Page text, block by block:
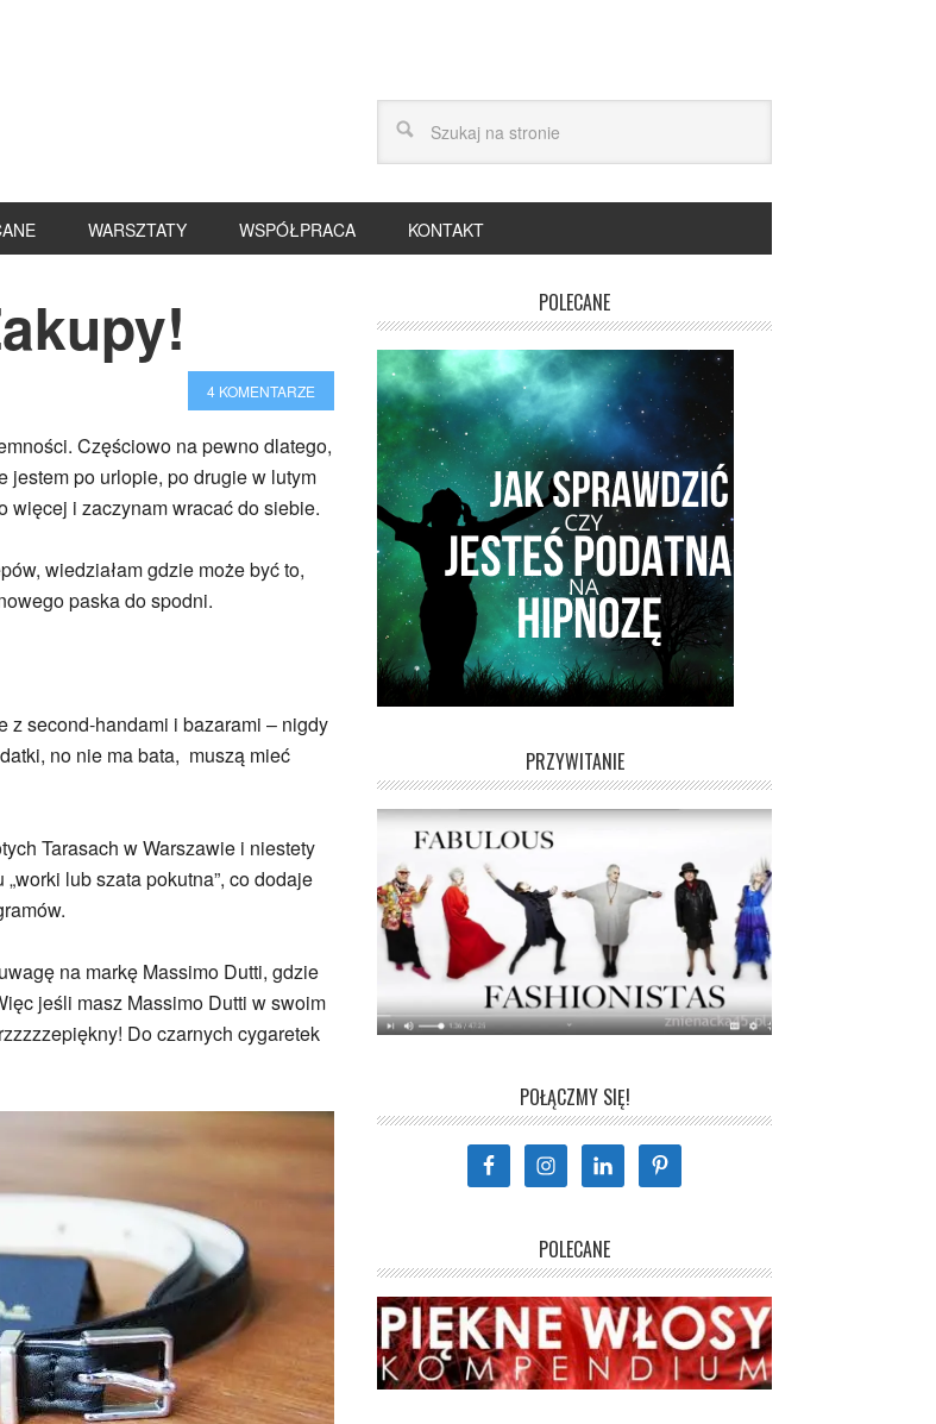
WARSZTATY WSPÓŁPRACA KONTAKT
4 KOMENTARZE
Częściowo na pewno dlatego,
jestem po urlopie, po drugie w lutym
więcej i zaczynam wracać do siebie.
wiedziałam gdzie może być to,
paska do spodni.
z second-handami i bazarami – nigdy
no nie ma bata, muszą mieć
Tarasach w Warszawie i niestety
lub szata pokutna”, co dodaje
na markę Massimo Dutti, gdzie
jeśli masz Massimo Dutti w swoim
Do czarnych cygaretek
POLECANE
PRZYWITANIE
POŁĄCZMY SIĘ!
POLECANE